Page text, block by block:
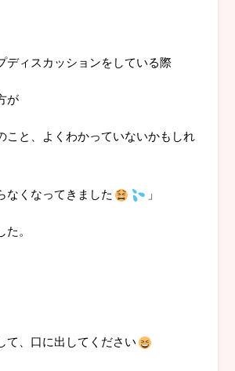
ディスカッションをしている際
が
こと、よくわかっていないかもしれ
なくなってきました 」
。
て、口に出してください